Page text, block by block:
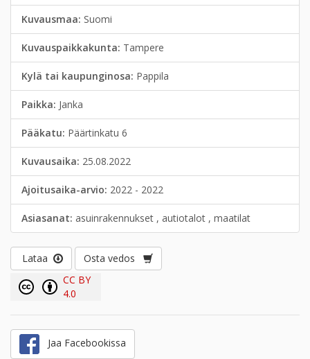
Kuvausmaa: Suomi
Kuvauspaikkakunta: Tampere
Kylä tai kaupunginosa: Pappila
Paikka: Janka
Pääkatu: Päärtinkatu 6
Kuvausaika: 25.08.2022
Ajoitusaika-arvio: 2022 - 2022
Asiasanat: asuinrakennukset , autiotalot , maatilat
Lataa
Osta vedos
CC BY
4.0
Jaa Facebookissa